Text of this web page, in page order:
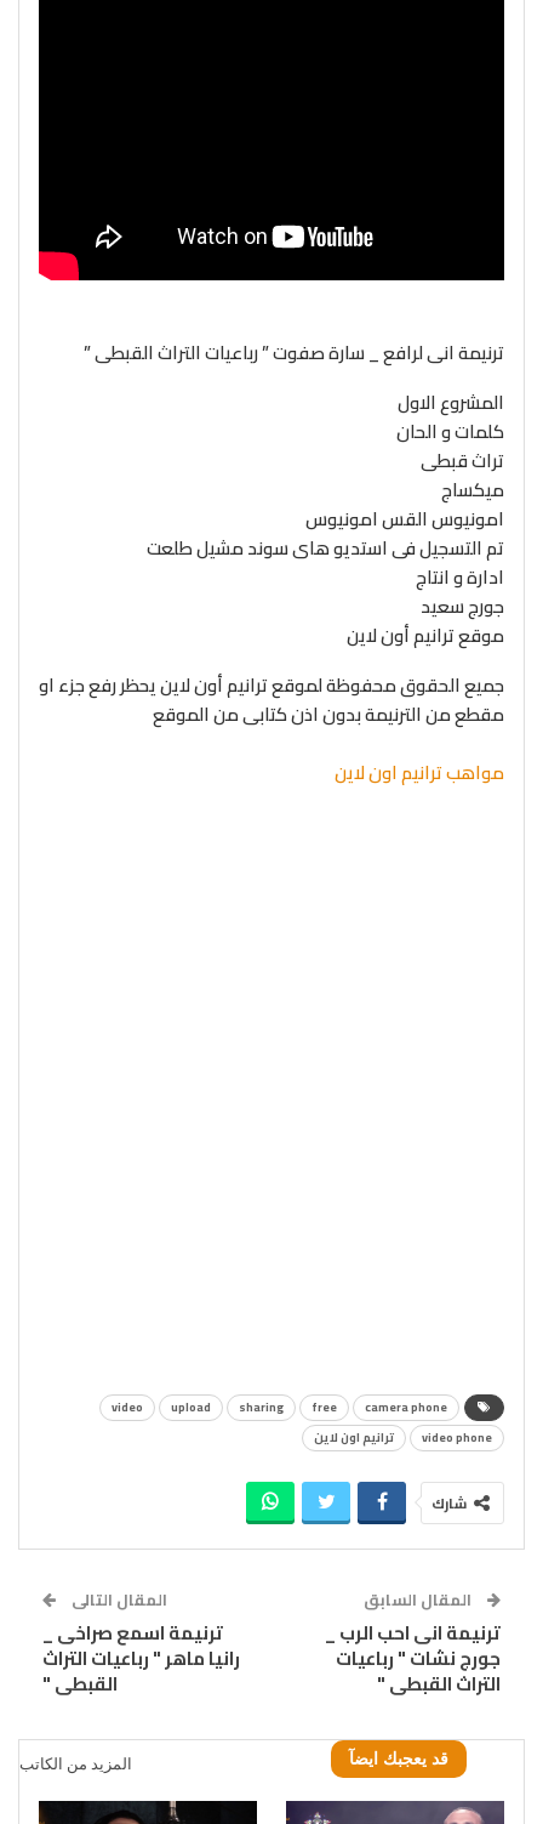
ترنيمة انى لرافع _ سارة صفوت ” رباعيات التراث القبطى ”
المشروع الاول
كلمات و الحان
تراث قبطى
ميكساج
امونيوس القس امونيوس
تم التسجيل فى استديو هاى سوند مشيل طلعت
ادارة و انتاج
جورج سعيد
موقع ترانيم أون لاين
جميع الحقوق محفوظة لموقع ترانيم أون لاين يحظر رفع جزء او
مقطع من الترنيمة بدون اذن كتابى من الموقع
مواهب ترانيم اون لاين
camera phone
free
sharing
upload
video
video phone
ترانيم اون لاين
شارك
المقال السابق
ترنيمة انى احب الرب _
جورج نشات " رباعيات
التراث القبطى "
المقال التالى
ترنيمة اسمع صراخى _
رانيا ماهر " رباعيات التراث
القبطى "
قد يعجبك ايضآ المزيد من الكاتب